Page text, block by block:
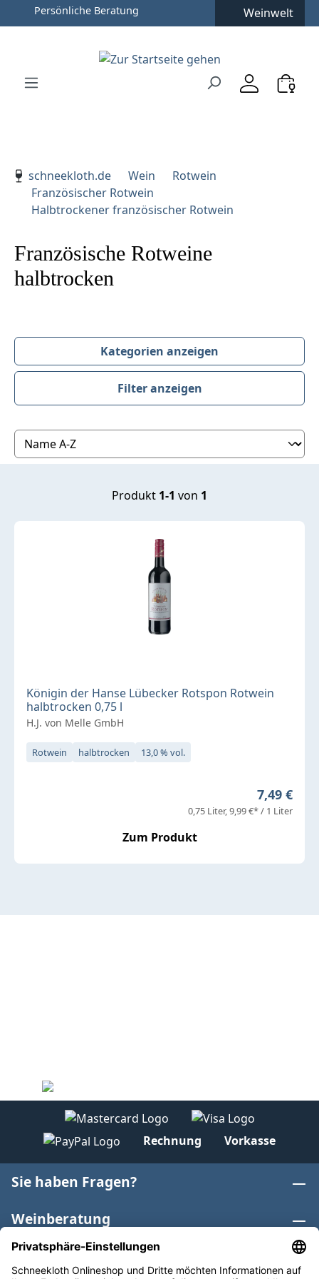
Zum Hauptinhalt springen
Zur Hauptnavigation springen
Persönliche Beratung Weinwelt
schneekloth.de
Wein
Rotwein
Französischer Rotwein
Halbtrockener französischer Rotwein
Französische Rotweine
halbtrocken
Kategorien anzeigen
Filter anzeigen
Produktübersicht
Produkt 1-1 von 1
Königin der Hanse Lübecker Rotspon Rotwein
halbtrocken 0,75 l
H.J. von Melle GmbH
Rotwein halbtrocken 13,0 % vol.
Regulärer
7,49 €
0,75 Liter 9,99 €* / 1 Liter
Zum Produkt
Rechnung Vorkasse
Sie haben Fragen?
Weinberatung
Informationen